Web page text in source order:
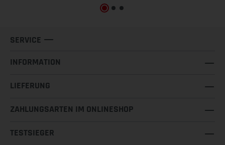
SERVICE
INFORMATION
LIEFERUNG
ZAHLUNGSARTEN IM ONLINESHOP
TESTSIEGER